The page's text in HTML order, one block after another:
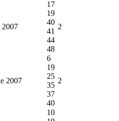
2007
17
19
40
41
44
48
2
2007
6
19
25
35
37
40
2
10